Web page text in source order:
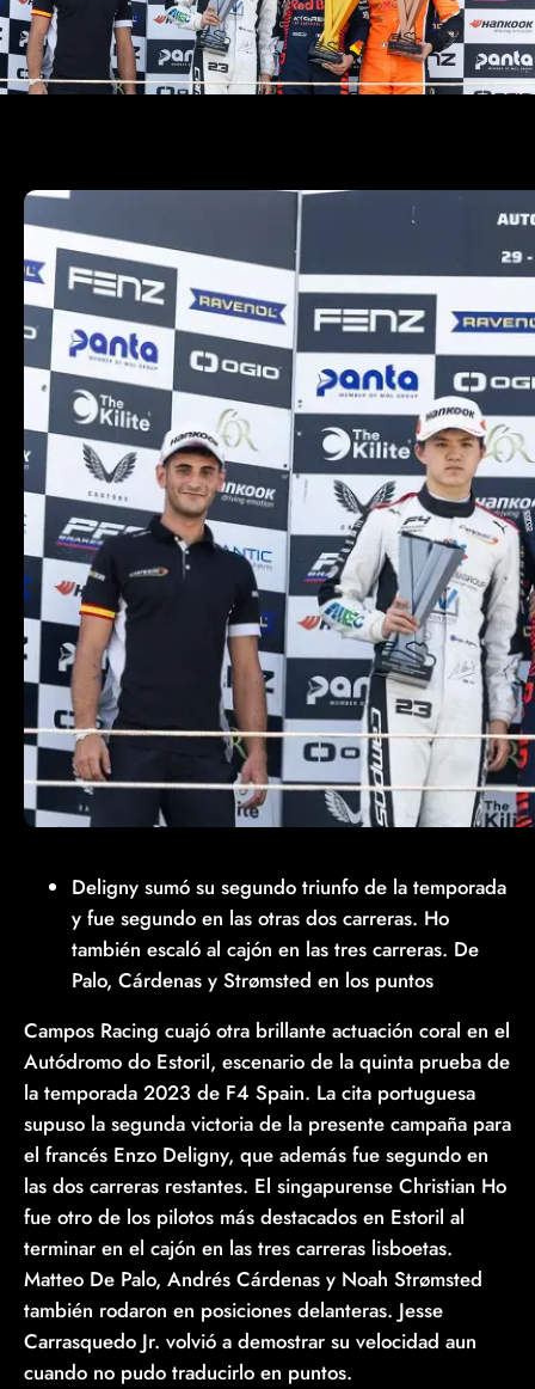
Deligny sumó su segundo triunfo de la temporada
y fue segundo en las otras dos carreras. Ho
también escaló al cajón en las tres carreras. De
Palo, Cárdenas y Strømsted en los puntos
Campos Racing cuajó otra brillante actuación coral en el
Autódromo do Estoril, escenario de la quinta prueba de
la temporada 2023 de F4 Spain. La cita portuguesa
supuso la segunda victoria de la presente campaña para
el francés Enzo Deligny, que además fue segundo en
las dos carreras restantes. El singapurense Christian Ho
fue otro de los pilotos más destacados en Estoril al
terminar en el cajón en las tres carreras lisboetas.
Matteo De Palo, Andrés Cárdenas y Noah Strømsted
también rodaron en posiciones delanteras. Jesse
Carrasquedo Jr. volvió a demostrar su velocidad aun
cuando no pudo traducirlo en puntos.